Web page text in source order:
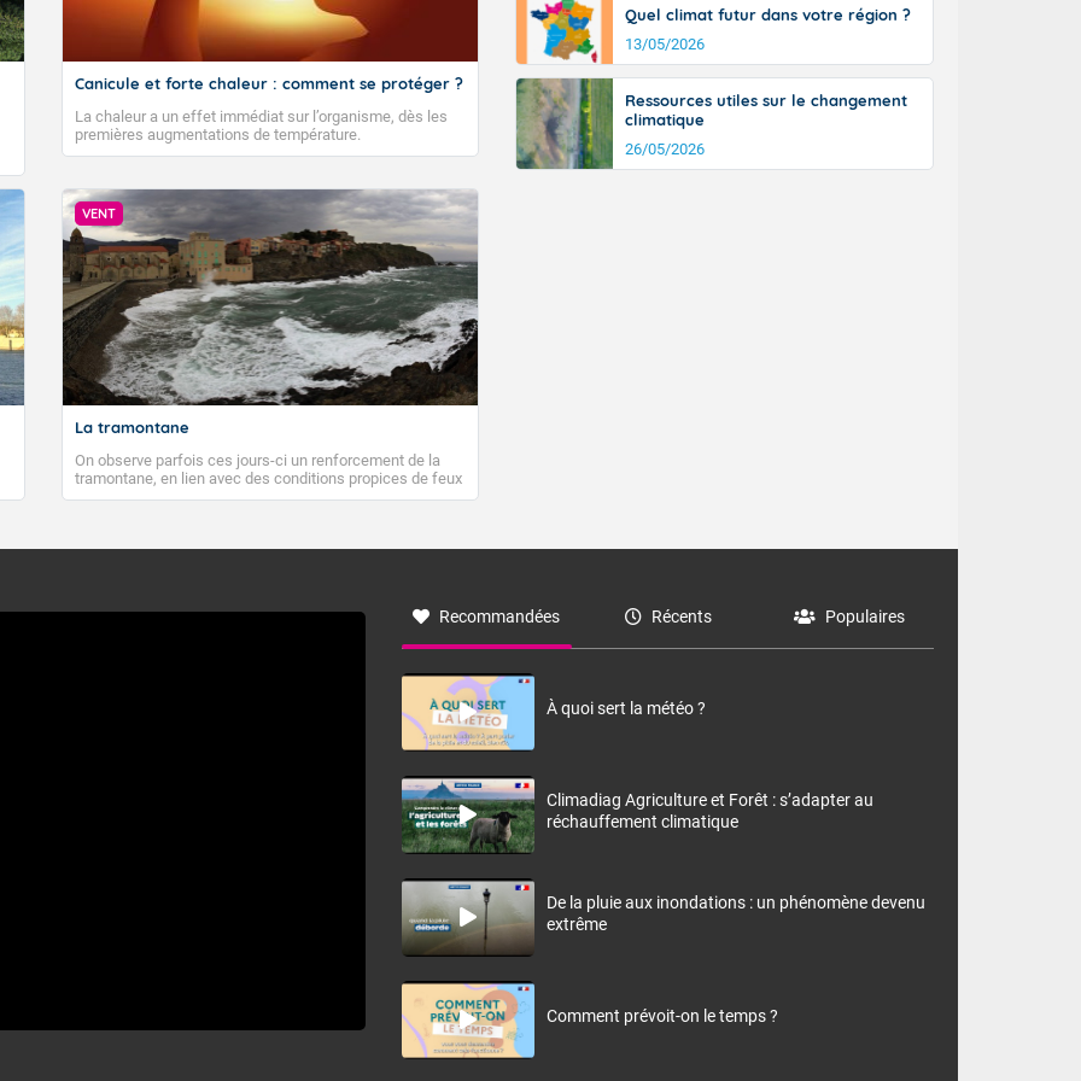
Canicule et forte chaleur : comment se protéger ?
La chaleur a un effet immédiat sur l’organisme, dès les
premières augmentations de température.
VENT
La tramontane
On observe parfois ces jours-ci un renforcement de la
tramontane, en lien avec des conditions propices de feux
de forêt. Mais qu'est-ce que la tramontane ? Quelles sont
à nord-ouest, dans un secteur qui part du Roussillon à la
monts, en allusion aux régions montagneuses d’où
Quel climat futur dans votre région ?
13/05/2026
Ressources utiles sur le changement
climatique
26/05/2026
Recommandées Récents Populaires
À quoi sert la météo ?
Climadiag Agriculture et Forêt : s’adapter au
réchauffement climatique
De la pluie aux inondations : un phénomène devenu
extrême
Comment prévoit-on le temps ?